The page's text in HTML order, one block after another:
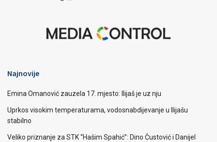
Najnovije
Emina Omanović zauzela 17. mjesto: Ilijaš je uz nju
Uprkos visokim temperaturama, vodosnabdijevanje u Ilijašu
stabilno
Veliko priznanje za STK “Hašim Spahić”: Dino Čustović i Danijel